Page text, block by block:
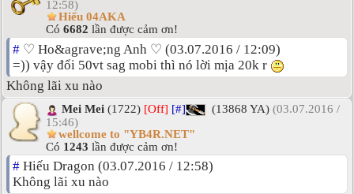
12:58)
Hiếu 04AKA
Có 6682 lần được cảm ơn!
# ♡ Ho&agrave;ng Anh ♡ (03.07.2016 / 12:09)
=)) vậy đổi 50vt sag mobi thì nó lời mịa 20k r
Không lãi xu nào
Mei Mei (1722) [Off] [#] (13868 YA) (03.07.2016 /
15:46)
wellcome to "YB4R.NET"
Có 1243 lần được cảm ơn!
# Hiếu Dragon (03.07.2016 / 12:58)
Không lãi xu nào